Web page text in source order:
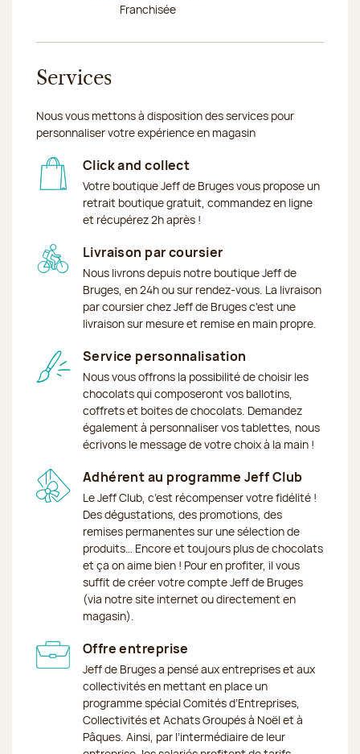
Franchisée
Services
Nous vous mettons à disposition des services pour
personnaliser votre expérience en magasin
Click and collect
Votre boutique Jeff de Bruges vous propose un
retrait boutique gratuit, commandez en ligne
et récupérez 2h après !
Livraison par coursier
Nous livrons depuis notre boutique Jeff de
Bruges, en 24h ou sur rendez-vous. La livraison
par coursier chez Jeff de Bruges c'est une
livraison sur mesure et remise en main propre.
Service personnalisation
Nous vous offrons la possibilité de choisir les
chocolats qui composeront vos ballotins,
coffrets et boites de chocolats. Demandez
également à personnaliser vos tablettes, nous
écrivons le message de votre choix à la main !
Adhérent au programme Jeff Club
Le Jeff Club, c’est récompenser votre fidélité !
Des dégustations, des promotions, des
remises permanentes sur une sélection de
produits… Encore et toujours plus de chocolats
et ça on aime bien ! Pour en profiter, il vous
suffit de créer votre compte Jeff de Bruges
(via notre site internet ou directement en
magasin).
Offre entreprise
Jeff de Bruges a pensé aux entreprises et aux
collectivités en mettant en place un
programme spécial Comités d’Entreprises,
Collectivités et Achats Groupés à Noël et à
Pâques. Ainsi, par l’intermédiaire de leur